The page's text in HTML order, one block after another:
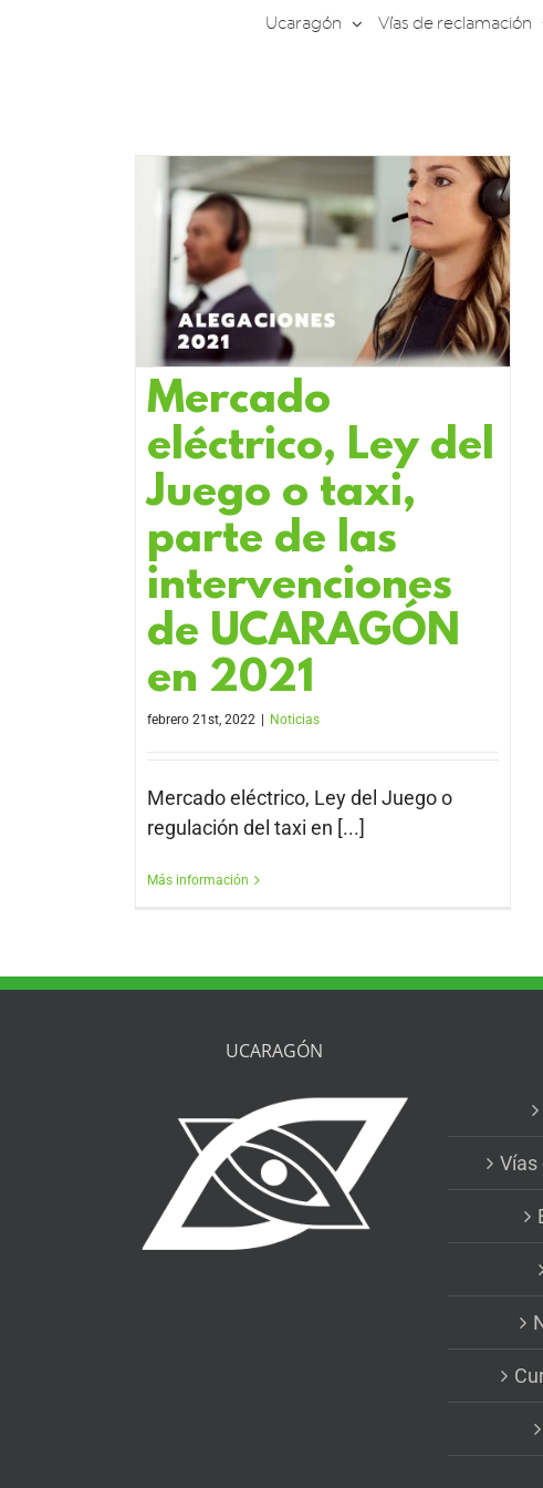
Ucaragón Vías de reclamación
Mercado
eléctrico, Ley del
Juego o taxi,
parte de las
intervenciones
de UCARAGÓN
en 2021
febrero 21st, 2022 Noticias
Mercado eléctrico, Ley del Juego o
regulación del taxi en [...]
Más información
UCARAGÓN
Vías